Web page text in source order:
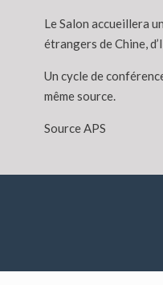
Le Salon accueillera
étrangers de Chine,
Un cycle de
même source.
Source APS